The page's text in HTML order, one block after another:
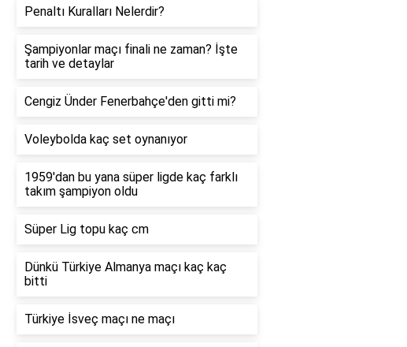
Penaltı Kuralları Nelerdir?
Şampiyonlar maçı finali ne zaman? İşte
tarih ve detaylar
Cengiz Ünder Fenerbahçe'den gitti mi?
Voleybolda kaç set oynanıyor
1959'dan bu yana süper ligde kaç farklı
takım şampiyon oldu
Süper Lig topu kaç cm
Dünkü Türkiye Almanya maçı kaç kaç
bitti
Türkiye İsveç maçı ne maçı